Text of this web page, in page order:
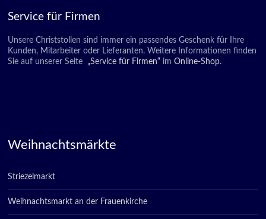
Service für Firmen
Unsere Christstollen sind immer ein passendes Geschenk für Ihre
Kunden, Mitarbeiter oder Lieferanten. Weitere Informationen finden
Sie auf unserer Seite
„Service für Firmen“ im Online-Shop.
Weihnachtsmärkte
Striezelmarkt
Weihnachtsmarkt an der Frauenkirche